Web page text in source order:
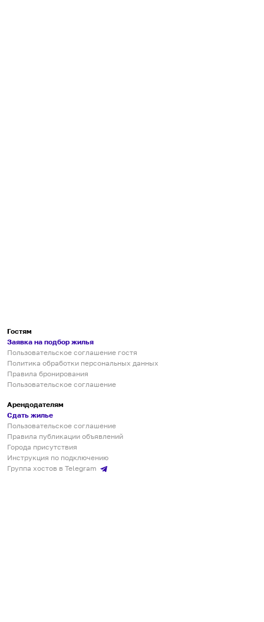
Гостям
Заявка на подбор жилья
Пользовательское соглашение гостя
Политика обработки персональных данных
Правила бронирования
Пользовательское соглашение
Арендодателям
Сдать жилье
Пользовательское соглашение
Правила публикации объявлений
Города присутствия
Инструкция по подключению
Группа хостов в Telegram